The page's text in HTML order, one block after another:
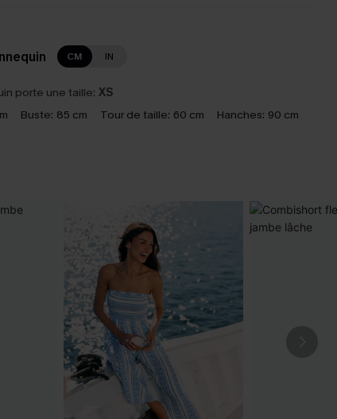
CM IN
porte une taille: XS
Buste: 85 cm Tour de taille: 60 cm Hanches: 90 cm